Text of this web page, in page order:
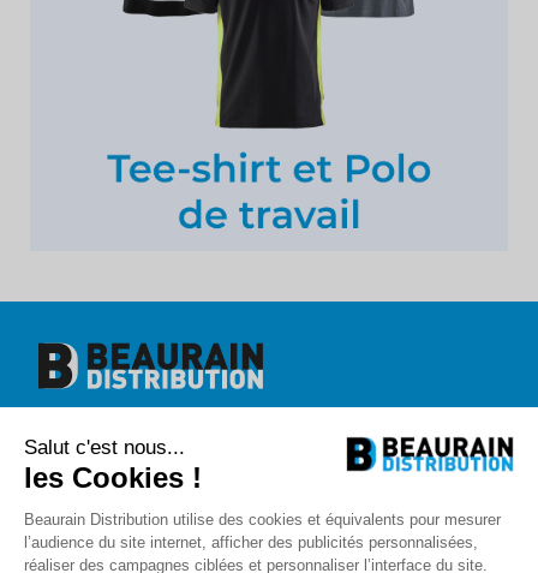
1 rue de l'abbé Caron
BP 40020
80390 Fressenneville
contact@beaurain-distribution.com
Qui sommes-nous?
Salut c'est nous...
les Cookies !
Beaurain Distribution utilise des cookies et équivalents pour mesurer
l’audience du site internet, afficher des publicités personnalisées,
réaliser des campagnes ciblées et personnaliser l’interface du site.